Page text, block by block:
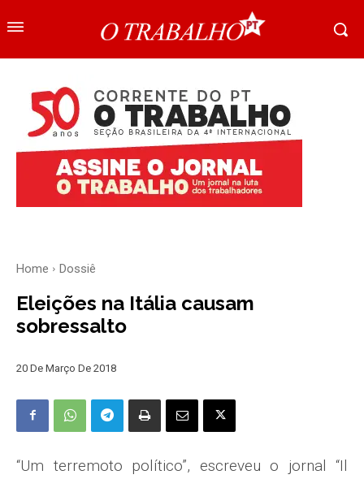
Home Dossiê
Eleições na Itália causam
sobressalto
20 De Março De 2018
“Um terremoto político”, escre­veu o jornal “Il